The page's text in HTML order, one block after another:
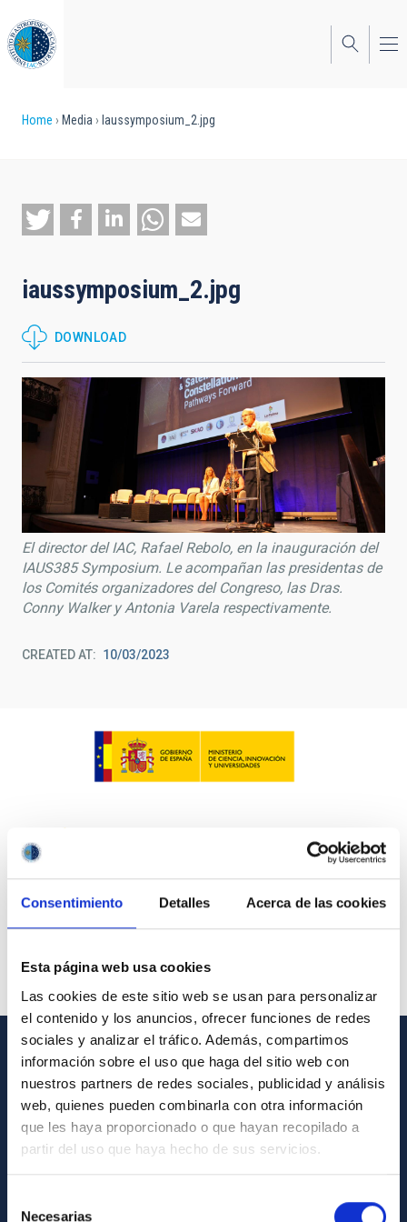
Consentimiento Detalles Acerca de las cookies
Esta página web usa cookies
Las cookies de este sitio web se usan para personalizar
el contenido y los anuncios, ofrecer funciones de redes
sociales y analizar el tráfico. Además, compartimos
información sobre el uso que haga del sitio web con
nuestros partners de redes sociales, publicidad y análisis
web, quienes pueden combinarla con otra información
que les haya proporcionado o que hayan recopilado a
partir del uso que haya hecho de sus servicios.
Necesarias
to
main
content
Breadcrumb
Home Media Iaussymposium_2.jpg
iaussymposium_2.jpg
DOWNLOAD
El director del IAC, Rafael Rebolo, en la inauguración del
IAUS385 Symposium. Le acompañan las presidentas de
los Comités organizadores del Congreso, las Dras.
Conny Walker y Antonia Varela respectivamente.
CREATED AT 10/03/2023
GENERAL INFORMATION
Contact
How to get to the IAC
List of personnel